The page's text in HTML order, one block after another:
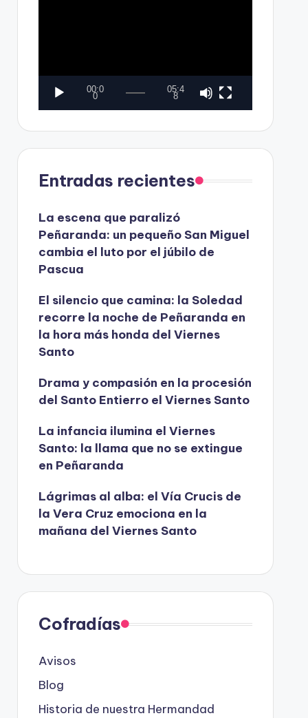
d
o
o
d
e
v
í
d
e
o
00:0
0
05:4
8
Entradas recientes
La escena que paralizó
Peñaranda: un pequeño San Miguel
cambia el luto por el júbilo de
Pascua
El silencio que camina: la Soledad
recorre la noche de Peñaranda en
la hora más honda del Viernes
Santo
Drama y compasión en la procesión
del Santo Entierro el Viernes Santo
La infancia ilumina el Viernes
Santo: la llama que no se extingue
en Peñaranda
Lágrimas al alba: el Vía Crucis de
la Vera Cruz emociona en la
mañana del Viernes Santo
Cofradías
Avisos
Blog
Historia de nuestra Hermandad